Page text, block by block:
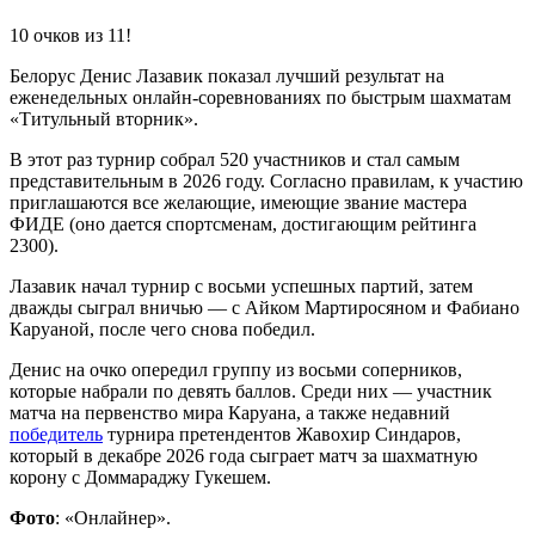
10 очков из 11!
Белорус Денис Лазавик показал лучший результат на
еженедельных онлайн-соревнованиях по быстрым шахматам
«Титульный вторник».
В этот раз турнир собрал 520 участников и стал самым
представительным в 2026 году. Согласно правилам, к участию
приглашаются все желающие, имеющие звание мастера
ФИДЕ (оно дается спортсменам, достигающим рейтинга
2300).
Лазавик начал турнир с восьми успешных партий, затем
дважды сыграл вничью — с Айком Мартиросяном и Фабиано
Каруаной, после чего снова победил.
Денис на очко опередил группу из восьми соперников,
которые набрали по девять баллов. Среди них — участник
матча на первенство мира Каруана, а также недавний
победитель турнира претендентов Жавохир Синдаров,
который в декабре 2026 года сыграет матч за шахматную
корону с Доммараджу Гукешем.
Фото: «Онлайнер».